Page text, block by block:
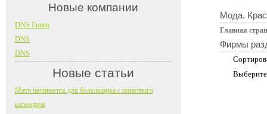
Мода.
Главная
Фирмы
Новые компании
DNS Гипер
DNS
DNS
Новые статьи
Матч начинается для болельщика с понятного
календаря